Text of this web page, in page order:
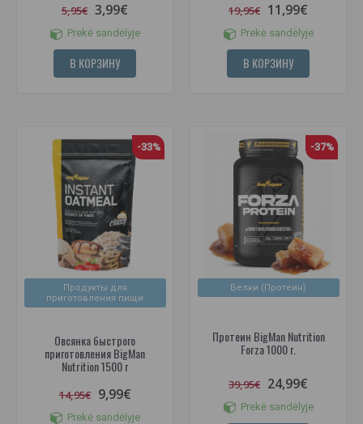
5,95€ 3,99€
Prekė sandėlyje
В КОРЗИНУ
19,95€ 11,99€
Prekė sandėlyje
В КОРЗИНУ
Продукты для
приготовления пищи
-33%
Овсянка быстрого
приготовления BigMan
Nutrition 1500 г
14,95€ 9,99€
Prekė sandėlyje
Белки (Протеин)
-37%
Протеин BigMan Nutrition
Forza 1000 г.
39,95€ 24,99€
Prekė sandėlyje